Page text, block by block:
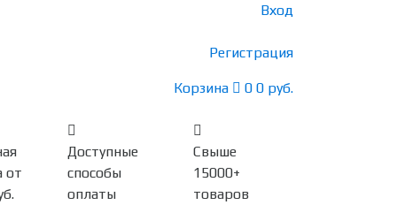
Вход
Регистрация
Корзина 0 0 руб.
от
Доступные
способы
оплаты
Свыше
15000+
товаров